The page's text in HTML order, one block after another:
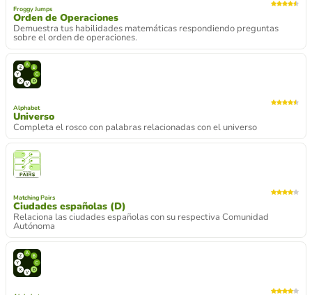
Froggy Jumps
Orden de Operaciones
Demuestra tus habilidades matemáticas respondiendo preguntas
sobre el orden de operaciones.
Alphabet
Universo
Completa el rosco con palabras relacionadas con el universo
Matching Pairs
Ciudades españolas (D)
Relaciona las ciudades españolas con su respectiva Comunidad
Autónoma